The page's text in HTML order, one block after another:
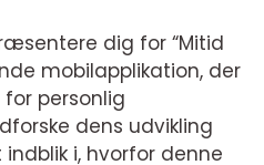
dig for “Mitid
mobilapplikation, der
personlig
dens udvikling
i, hvorfor denne